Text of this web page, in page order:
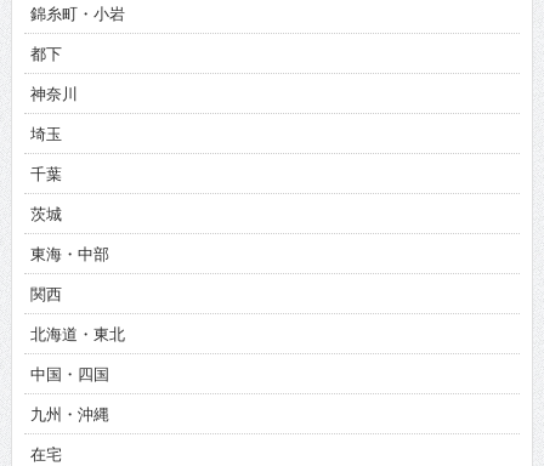
錦糸町・小岩
都下
神奈川
埼玉
千葉
茨城
東海・中部
関西
北海道・東北
中国・四国
九州・沖縄
在宅